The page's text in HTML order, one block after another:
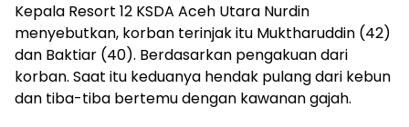
Kepala Resort 12 KSDA Aceh Utara Nurdin
menyebutkan, korban terinjak itu Muktharuddin (42)
dan Baktiar (40). Berdasarkan pengakuan dari
korban. Saat itu keduanya hendak pulang dari kebun
dan tiba-tiba bertemu dengan kawanan gajah.